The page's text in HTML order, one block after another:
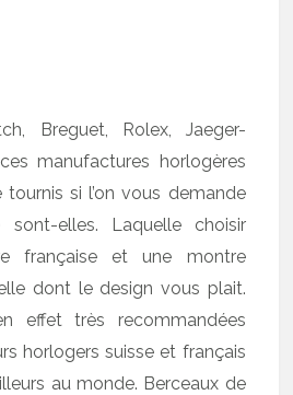
Breguet, Rolex, Jaeger-
manufactures horlogères
si l’on vous demande
elles. Laquelle choisir
française et une montre
dont le design vous plait.
effet très recommandées
horlogers suisse et français
au monde. Berceaux de